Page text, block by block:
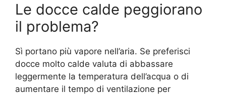
Le docce calde peggiorano
il problema?
Sì portano più vapore nell’aria. Se preferisci
docce molto calde valuta di abbassare
leggermente la temperatura dell’acqua o di
aumentare il tempo di ventilazione per